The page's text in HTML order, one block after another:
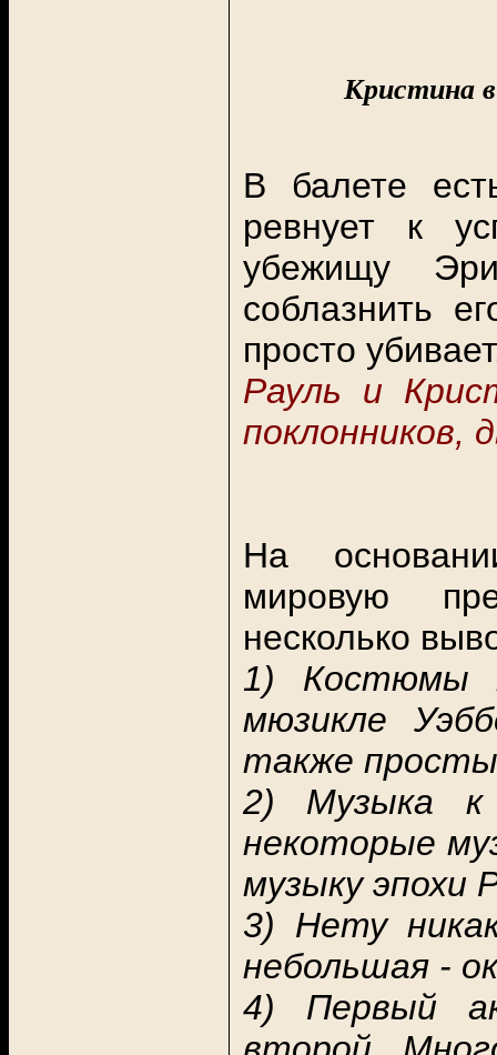
Кристина
В балете
ревнует к
убежищу
соблазнить
просто
Рауль и
поклонников,
На
мировую
несколько
1) Костюмы
мюзикле
также
2) Музыка к
некоторые
музыку эпохи
3) Нету
небольшая -
4) Первый